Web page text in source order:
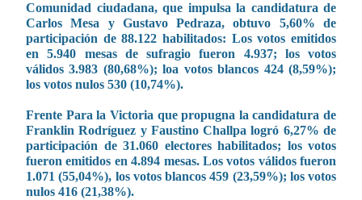
Comunidad ciudadana, que impulsa la candidatura de
Carlos Mesa y Gustavo Pedraza, obtuvo 5,60% de
participación de 88.122 habilitados: Los votos emitidos
en 5.940 mesas de sufragio fueron 4.937; los votos
válidos 3.983 (80,68%); loa votos blancos 424 (8,59%);
los votos nulos 530 (10,74%).
Frente Para la Victoria que propugna la candidatura de
Franklin Rodríguez y Faustino Challpa logró 6,27% de
participación de 31.060 electores habilitados; los votos
fueron emitidos en 4.894 mesas. Los votos válidos fueron
1.071 (55,04%), los votos blancos 459 (23,59%); los votos
nulos 416 (21,38%).